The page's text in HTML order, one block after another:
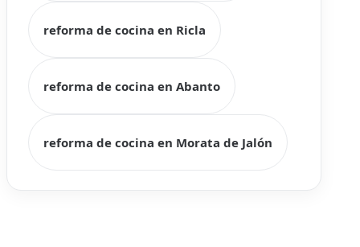
reforma de cocina en Ricla
reforma de cocina en Abanto
reforma de cocina en Morata de Jalón